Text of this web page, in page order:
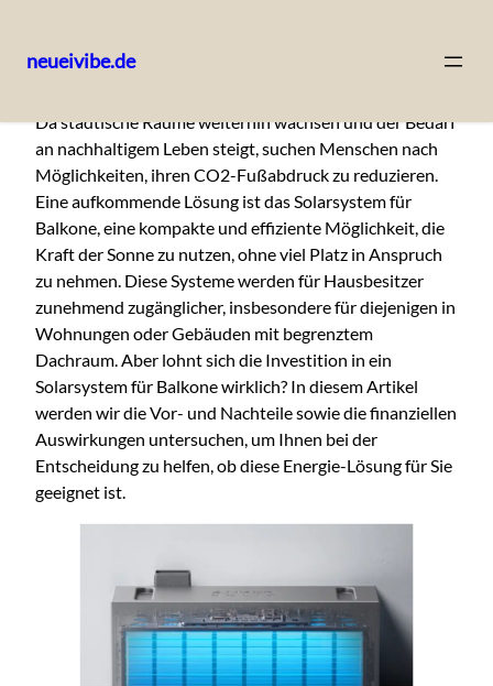
to
content
neueivibe.de
Da städtische Räume weiterhin wachsen und der Bedarf
an nachhaltigem Leben steigt, suchen Menschen nach
Möglichkeiten, ihren CO2-Fußabdruck zu reduzieren.
Eine aufkommende Lösung ist das Solarsystem für
Balkone, eine kompakte und effiziente Möglichkeit, die
Kraft der Sonne zu nutzen, ohne viel Platz in Anspruch
zu nehmen. Diese Systeme werden für Hausbesitzer
zunehmend zugänglicher, insbesondere für diejenigen in
Wohnungen oder Gebäuden mit begrenztem
Dachraum. Aber lohnt sich die Investition in ein
Solarsystem für Balkone wirklich? In diesem Artikel
werden wir die Vor- und Nachteile sowie die finanziellen
Auswirkungen untersuchen, um Ihnen bei der
Entscheidung zu helfen, ob diese Energie-Lösung für Sie
geeignet ist.